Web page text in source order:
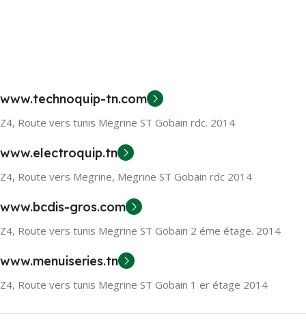
www.technoquip-tn.com
Z4, Route vers tunis Megrine ST Gobain rdc. 2014
www.electroquip.tn
Z4, Route vers Megrine, Megrine ST Gobain rdc 2014
www.bcdis-gros.com
Z4, Route vers tunis Megrine ST Gobain 2 éme étage. 2014
www.menuiseries.tn
Z4, Route vers tunis Megrine ST Gobain 1 er étage 2014